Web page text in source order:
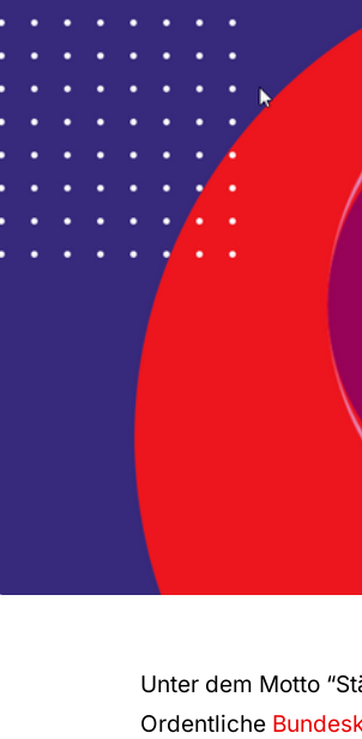
Unter dem Motto
Ordentliche